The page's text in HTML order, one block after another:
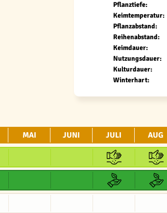
Pflanztiefe:
Keimtemperatur:
Pflanzabstand:
Reihenabstand:
Keimdauer:
Nutzungsdauer:
Kulturdauer:
Winterhart:
MAI JUNI JULI AUG